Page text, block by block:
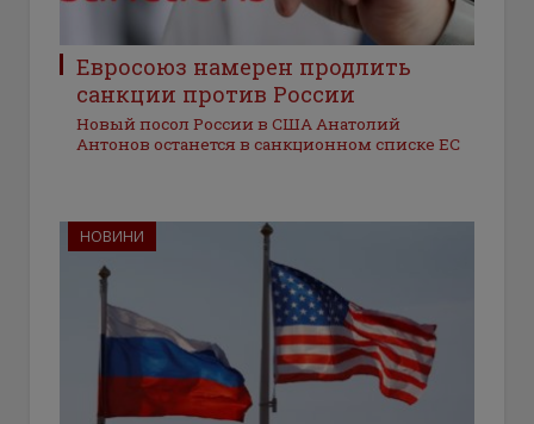
Евросоюз намерен продлить
санкции против России
Новый посол России в США Анатолий
Антонов останется в санкционном списке ЕС
НОВИНИ